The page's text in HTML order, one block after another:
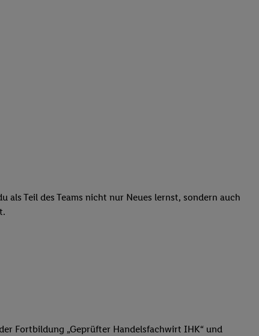
Teil des Teams nicht nur Neues lernst, sondern auch
Fortbildung „Geprüfter Handelsfachwirt IHK“ und